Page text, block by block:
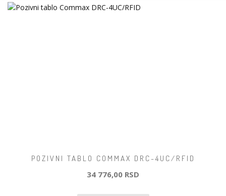
POZIVNI TABLO COMMAX DRC-4UC/RFID
34 776,00 RSD